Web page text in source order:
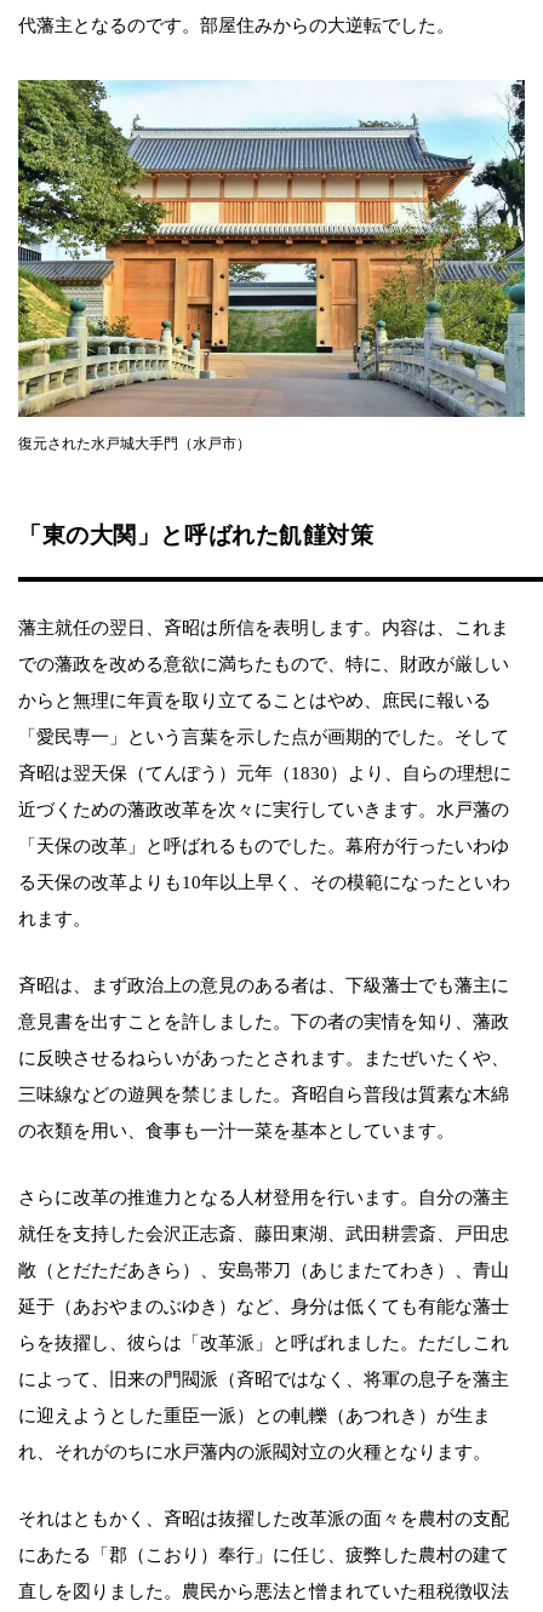
代藩主となるのです。部屋住みからの大逆転でした。
復元された水戸城大手門（水戸市）
「東の大関」と呼ばれた飢饉対策
藩主就任の翌日、斉昭は所信を表明します。内容は、これま
での藩政を改める意欲に満ちたもので、特に、財政が厳しい
からと無理に年貢を取り立てることはやめ、庶民に報いる
「愛民専一」という言葉を示した点が画期的でした。そして
斉昭は翌天保（てんぽう）元年（1830）より、自らの理想に
近づくための藩政改革を次々に実行していきます。水戸藩の
「天保の改革」と呼ばれるものでした。幕府が行ったいわゆ
る天保の改革よりも10年以上早く、その模範になったといわ
れます。
斉昭は、まず政治上の意見のある者は、下級藩士でも藩主に
意見書を出すことを許しました。下の者の実情を知り、藩政
に反映させるねらいがあったとされます。またぜいたくや、
三味線などの遊興を禁じました。斉昭自ら普段は質素な木綿
の衣類を用い、食事も一汁一菜を基本としています。
さらに改革の推進力となる人材登用を行います。自分の藩主
就任を支持した会沢正志斎、藤田東湖、武田耕雲斎、戸田忠
敞（とだただあきら）、安島帯刀（あじまたてわき）、青山
延于（あおやまのぶゆき）など、身分は低くても有能な藩士
らを抜擢し、彼らは「改革派」と呼ばれました。ただしこれ
によって、旧来の門閥派（斉昭ではなく、将軍の息子を藩主
に迎えようとした重臣一派）との軋轢（あつれき）が生ま
れ、それがのちに水戸藩内の派閥対立の火種となります。
それはともかく、斉昭は抜擢した改革派の面々を農村の支配
にあたる「郡（こおり）奉行」に任じ、疲弊した農村の建て
直しを図りました。農民から悪法と憎まれていた租税徴収法